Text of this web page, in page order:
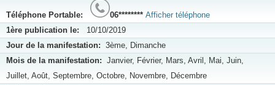
Téléphone Portable: 06******** Afficher téléphone
1ère publication le: 10/10/2019
Jour de la manifestation: 3ème, Dimanche
Mois de la manifestation: Janvier, Février, Mars, Avril, Mai, Juin,
Juillet, Août, Septembre, Octobre, Novembre, Décembre